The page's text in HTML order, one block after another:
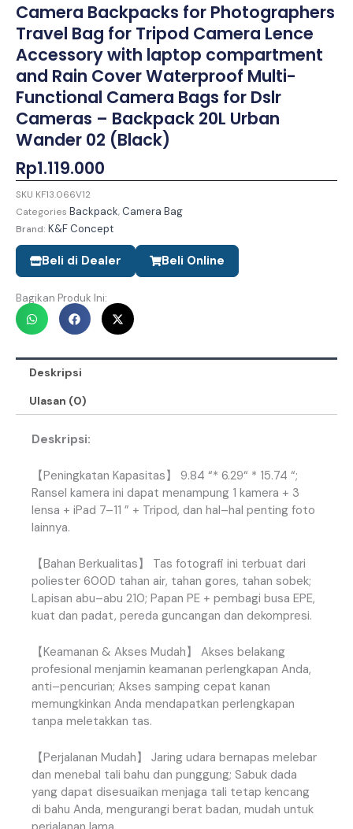
Camera Backpacks for Photographers
Travel Bag for Tripod Camera Lence
Accessory with laptop compartment
and Rain Cover Waterproof Multi-
Functional Camera Bags for Dslr
Cameras – Backpack 20L Urban
Wander 02 (Black)
Rp1.119.000
SKU KF13.066V12
Categories Backpack, Camera Bag
Brand: K&F Concept
Beli di Dealer Beli Online
Bagikan Produk Ini:
Deskripsi
Ulasan (0)
Deskripsi:
【Peningkatan Kapasitas】 9.84 “* 6.29“ * 15.74 “;
Ransel kamera ini dapat menampung 1 kamera + 3
lensa + iPad 7–11 ” + Tripod, dan hal–hal penting foto
lainnya.
【Bahan Berkualitas】 Tas fotografi ini terbuat dari
poliester 600D tahan air, tahan gores, tahan sobek;
Lapisan abu–abu 210; Papan PE + pembagi busa EPE,
kuat dan padat, pereda guncangan dan dekompresi.
【Keamanan & Akses Mudah】 Akses belakang
profesional menjamin keamanan perlengkapan Anda,
anti–pencurian; Akses samping cepat kanan
memungkinkan Anda mendapatkan perlengkapan
tanpa meletakkan tas.
【Perjalanan Mudah】 Jaring udara bernapas melebar
dan menebal tali bahu dan punggung; Sabuk dada
yang dapat disesuaikan menjaga tali tetap kencang
di bahu Anda, mengurangi berat badan, mudah untuk